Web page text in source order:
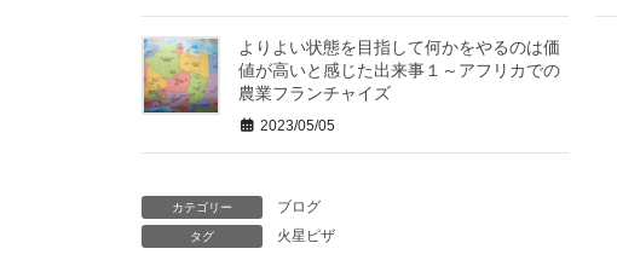
よりよい状態を目指して何かをやるのは価
値が高いと感じた出来事１～アフリカでの
農業フランチャイズ
2023/05/05
カテゴリー ブログ
タグ 火星ピザ